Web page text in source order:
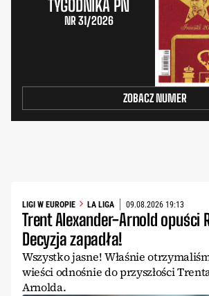
TYGODNIKA PN
NR 31/2026
ZOBACZ NUMER
LIGI W EUROPIE LA LIGA 09.08.2026 19:13
Trent Alexander-Arnold opuści
Decyzja zapadła!
Wszystko jasne! Właśnie
wieści odnośnie do przyszłości
Arnolda.